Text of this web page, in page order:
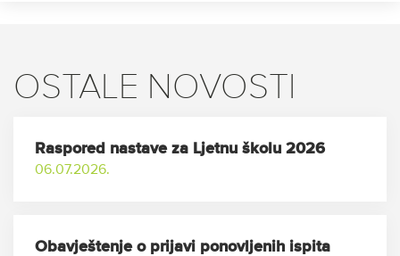
OSTALE NOVOSTI
Raspored nastave za Ljetnu školu 2026
06.07.2026.
Obavještenje o prijavi ponovljenih ispita